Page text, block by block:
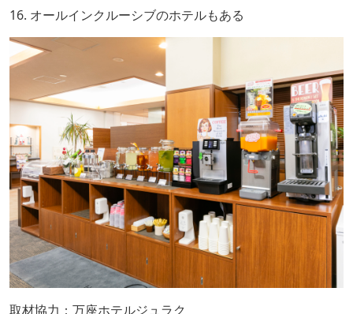
16. オールインクルーシブのホテルもある
取材協力：万座ホテルジュラク